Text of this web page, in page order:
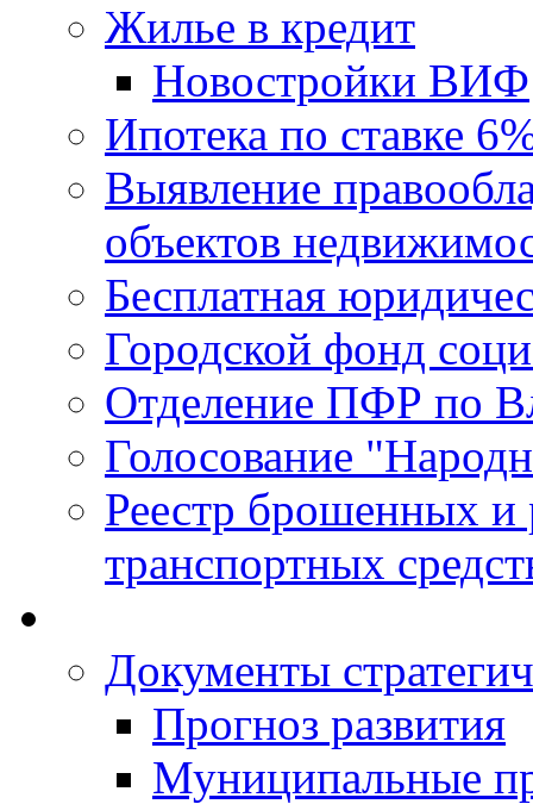
Жилье в кредит
Новостройки ВИФ
Ипотека по ставке
Выявление
объектов
Бесплатная
Городской фонд
Отделение ПФР по
Голосование
Реестр брошенных и
транспортных
Документы
Прогноз развития
Муниципальные